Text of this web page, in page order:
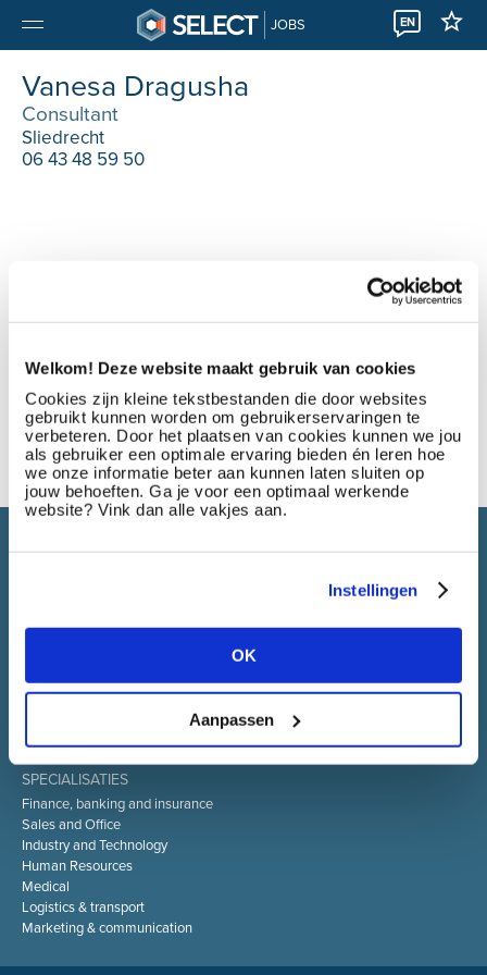
Welkom! Deze website maakt gebruik van cookies
Cookies zijn kleine tekstbestanden die door websites
gebruikt kunnen worden om gebruikerservaringen te
verbeteren. Door het plaatsen van cookies kunnen we jou
als gebruiker een optimale ervaring bieden én leren hoe
we onze informatie beter aan kunnen laten sluiten op
jouw behoeften. Ga je voor een optimaal werkende
website? Vink dan alle vakjes aan.
Instellingen
OK
Aanpassen
JOBS EN
Vanesa Dragusha
Consultant
Sliedrecht
06 43 48 59 50
Current jobs and vacancies
SPECIALISATIES
Finance, banking and insurance
Sales and Office
Industry and Technology
Human Resources
Medical
Logistics & transport
Marketing & communication